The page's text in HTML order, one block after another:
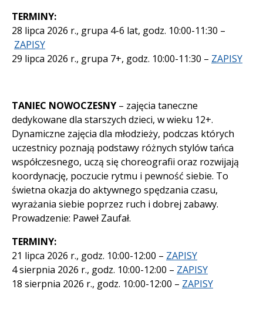
TERMINY:
28 lipca 2026 r., grupa 4-6 lat, godz. 10:00-11:30 –
ZAPISY
29 lipca 2026 r., grupa 7+, godz. 10:00-11:30 – ZAPISY
TANIEC NOWOCZESNY – zajęcia taneczne
dedykowane dla starszych dzieci, w wieku 12+.
Dynamiczne zajęcia dla młodzieży, podczas których
uczestnicy poznają podstawy różnych stylów tańca
współczesnego, uczą się choreografii oraz rozwijają
koordynację, poczucie rytmu i pewność siebie. To
świetna okazja do aktywnego spędzania czasu,
wyrażania siebie poprzez ruch i dobrej zabawy.
Prowadzenie: Paweł Zaufał.
TERMINY:
21 lipca 2026 r., godz. 10:00-12:00 – ZAPISY
4 sierpnia 2026 r., godz. 10:00-12:00 – ZAPISY
18 sierpnia 2026 r., godz. 10:00-12:00 – ZAPISY